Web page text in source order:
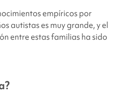
empíricos por
autistas es muy grande, y el
entre estas familias ha sido